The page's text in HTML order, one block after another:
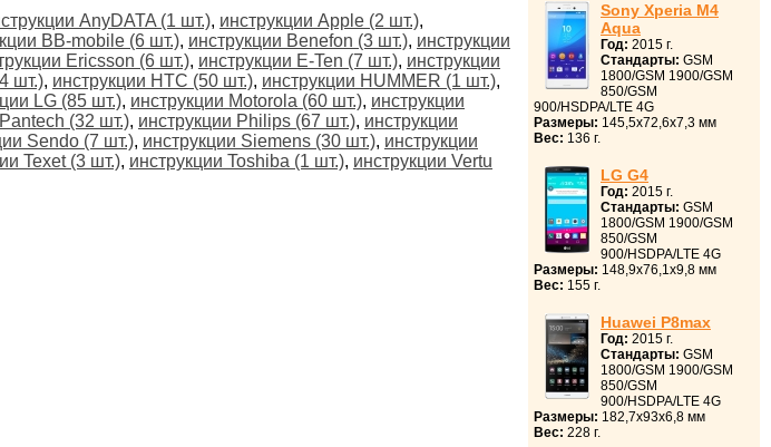
AnyDATA (1 шт.), инструкции Apple (2 шт.),
BB-mobile (6 шт.), инструкции Benefon (3 шт.), инструкции
Ericsson (6 шт.), инструкции E-Ten (7 шт.), инструкции
шт.), инструкции HTC (50 шт.), инструкции HUMMER (1 шт.),
LG (85 шт.), инструкции Motorola (60 шт.), инструкции
(32 шт.), инструкции Philips (67 шт.), инструкции
Sendo (7 шт.), инструкции Siemens (30 шт.), инструкции
Texet (3 шт.), инструкции Toshiba (1 шт.), инструкции Vertu
Sony Xperia M4
Aqua
Год: 2015 г.
Стандарты: GSM
1800/GSM 1900/GSM
850/GSM
900/HSDPA/LTE 4G
Размеры: 145,5x72,6x7,3 мм
Вес: 136 г.
LG G4
Год: 2015 г.
Стандарты: GSM
1800/GSM 1900/GSM
850/GSM
900/HSDPA/LTE 4G
Размеры: 148,9x76,1x9,8 мм
Вес: 155 г.
Huawei P8max
Год: 2015 г.
Стандарты: GSM
1800/GSM 1900/GSM
850/GSM
900/HSDPA/LTE 4G
Размеры: 182,7x93x6,8 мм
Вес: 228 г.